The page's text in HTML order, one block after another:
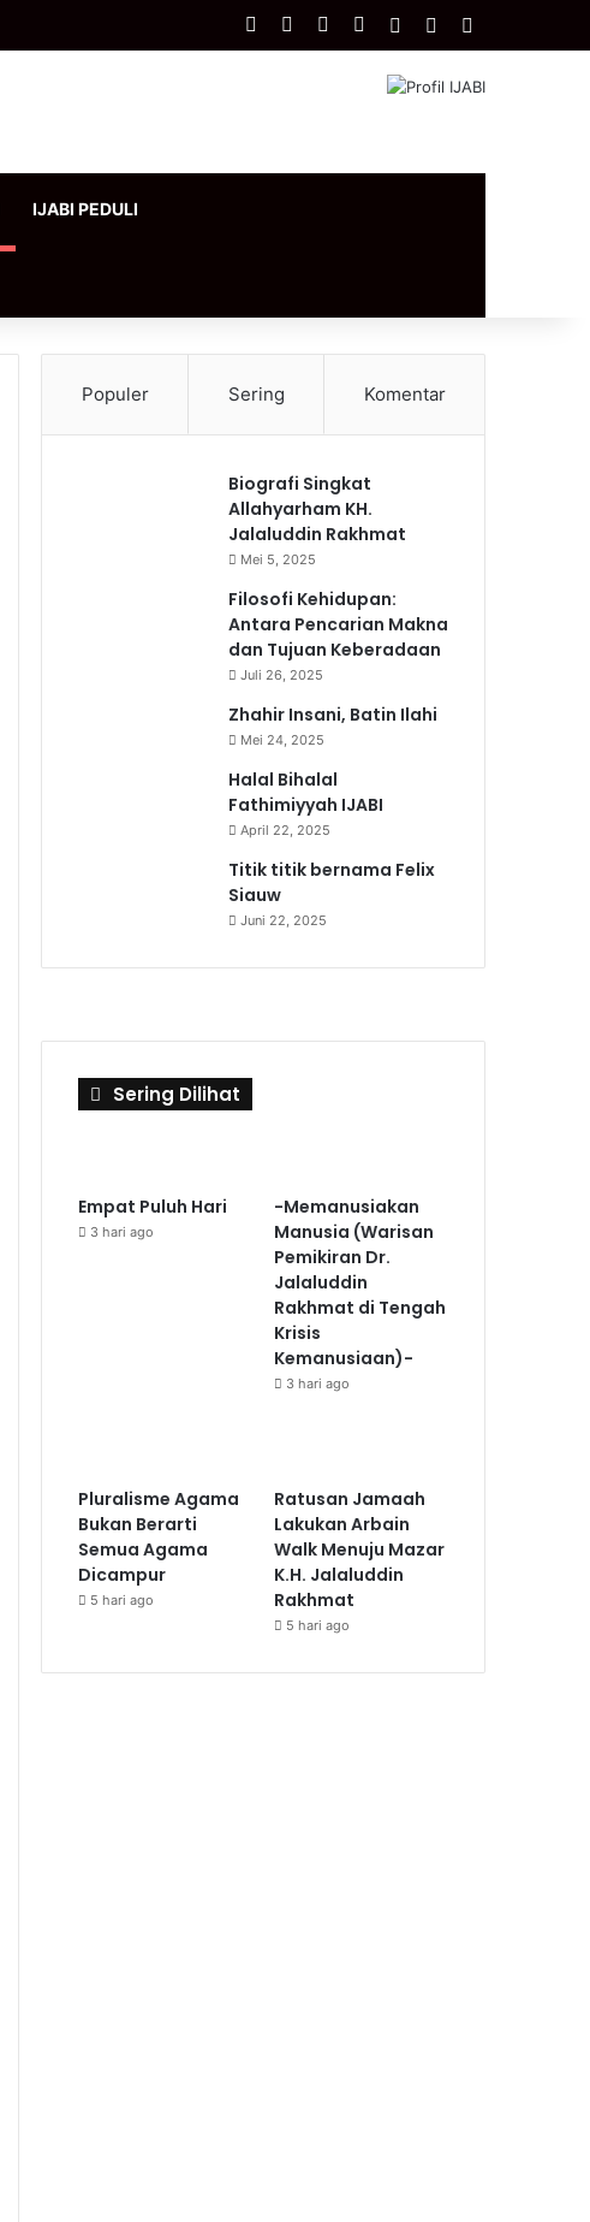
Facebook YouTubeInstagram
Log InArtikel Acak
IJABI PEDULI
Populer Sering Komentar
Biografi Singkat
Allahyarham KH.
Jalaluddin Rakhmat
Mei 5, 2025
Filosofi Kehidupan:
Antara Pencarian Makna
dan Tujuan Keberadaan
Juli 26, 2025
Zhahir Insani, Batin Ilahi
Mei 24, 2025
Halal Bihalal
Fathimiyyah IJABI
April 22, 2025
Titik titik bernama Felix
Siauw
Juni 22, 2025
Sering Dilihat
Empat Puluh Hari
3 hari ago
-Memanusiakan
Manusia (Warisan
Pemikiran Dr.
Jalaluddin
Rakhmat di Tengah
Krisis
Kemanusiaan)-
3 hari ago
Pluralisme Agama
Bukan Berarti
Semua Agama
Dicampur
5 hari ago
Ratusan Jamaah
Lakukan Arbain
Walk Menuju Mazar
K.H. Jalaluddin
Rakhmat
5 hari ago